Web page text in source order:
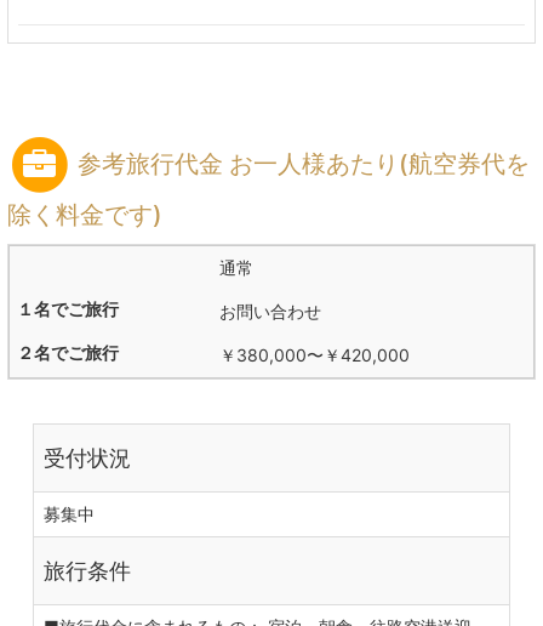
参考旅行代金 お一人様あたり(航空券代を
除く料金です)
通常
お問い合わせ
￥380,000〜 ￥420,000
受付状況
募集中
旅行条件